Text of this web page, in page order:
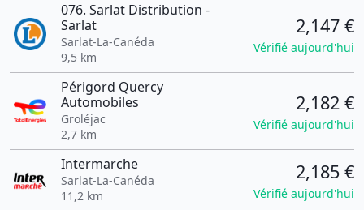
076. Sarlat Distribution -
Sarlat
Sarlat-La-Canéda
9,5 km
2,147 €
Vérifié aujourd'hui
Périgord Quercy
Automobiles
Groléjac
2,7 km
2,182 €
Vérifié aujourd'hui
Intermarche
Sarlat-La-Canéda
11,2 km
2,185 €
Vérifié aujourd'hui